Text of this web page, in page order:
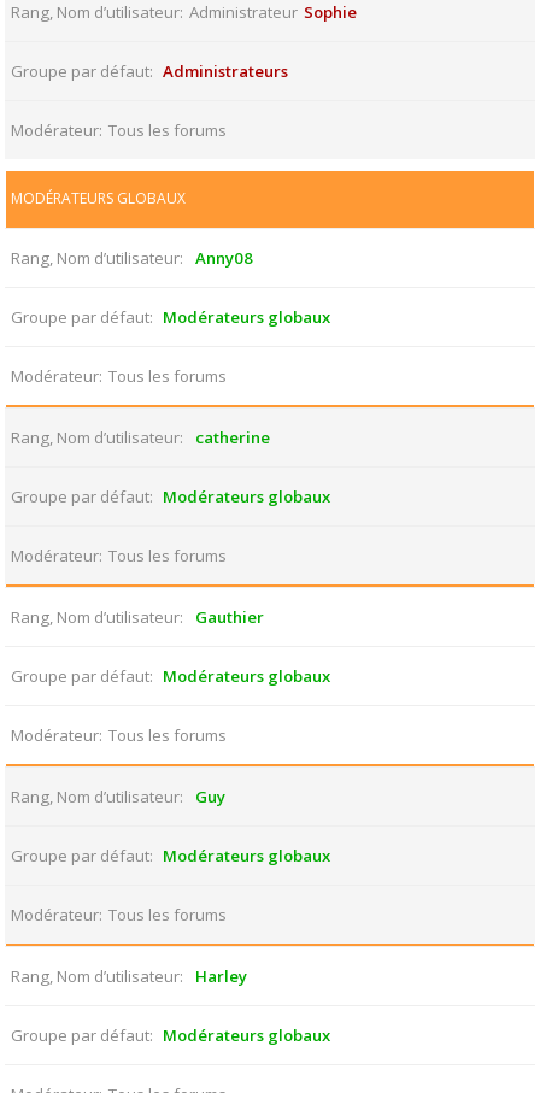
Rang, Nom d’utilisateur Administrateur Sophie
Groupe par défaut Administrateurs
Modérateur Tous les forums
MODÉRATEURS GLOBAUX
Rang, Nom d’utilisateur Anny08
Groupe par défaut Modérateurs globaux
Modérateur Tous les forums
Rang, Nom d’utilisateur catherine
Groupe par défaut Modérateurs globaux
Modérateur Tous les forums
Rang, Nom d’utilisateur Gauthier
Groupe par défaut Modérateurs globaux
Modérateur Tous les forums
Rang, Nom d’utilisateur Guy
Groupe par défaut Modérateurs globaux
Modérateur Tous les forums
Rang, Nom d’utilisateur Harley
Groupe par défaut Modérateurs globaux